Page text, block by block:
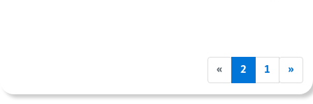
«
1
2
»